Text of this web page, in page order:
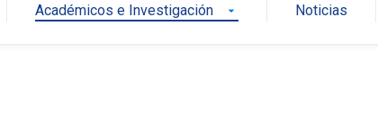
Académicos e Investigación arrow_drop_down Noticias